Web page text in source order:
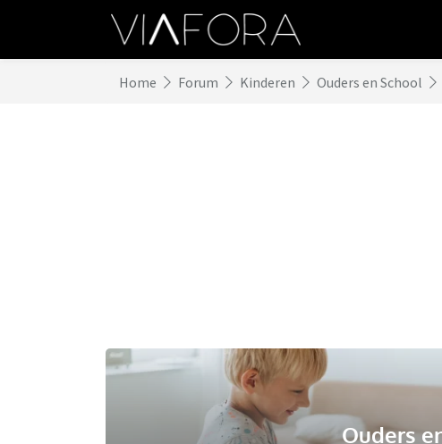
Home Forum Kinderen Ouders en School
Ouders